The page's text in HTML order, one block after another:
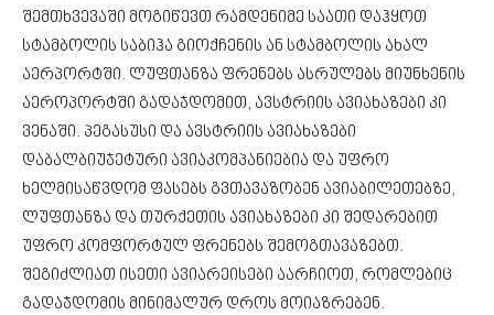
შემთხვევაში მოგიწევთ რამდენიმე საათი დაჰყოთ
სტამბოლის საბიჰა გიოქჩენის ან სტამბოლის ახალ
აერპორტში. ლუფთანზა ფრენებს ასრულებს მიუნხენის
აეროპორტში გადაჯდომით, ავსტრიის ავიახაზები კი
ვენაში. პეგასუსი და ავსტრიის ავიახაზები
დაბალბიუჯეტური ავიაკომპანიებია და უფრო
ხელმისაწვდომ ფასებს გვთავაზობენ ავიაბილეთებზე,
ლუფთანზა და თურქეთის ავიახაზები კი შედარებით
უფრო კომფორტულ ფრენებს შემოგთავაზებთ.
შეგიძლიათ ისეთი ავიარეისები აარჩიოთ, რომლებიც
გადაჯდომის მინიმალურ დროს მოიაზრებენ.